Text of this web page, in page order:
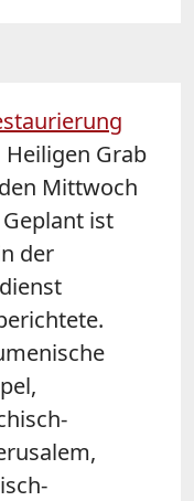
Grab
Mittwoch
ist
der